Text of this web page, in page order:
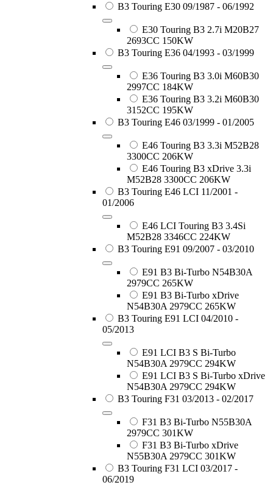
B3 Touring E30 09/1987 - 06/1992
E30 Touring B3 2.7i M20B27
2693CC 150KW
B3 Touring E36 04/1993 - 03/1999
E36 Touring B3 3.0i M60B30
2997CC 184KW
E36 Touring B3 3.2i M60B30
3152CC 195KW
B3 Touring E46 03/1999 - 01/2005
E46 Touring B3 3.3i M52B28
3300CC 206KW
E46 Touring B3 xDrive 3.3i
M52B28 3300CC 206KW
B3 Touring E46 LCI 11/2001 -
01/2006
E46 LCI Touring B3 3.4Si
M52B28 3346CC 224KW
B3 Touring E91 09/2007 - 03/2010
E91 B3 Bi-Turbo N54B30A
2979CC 265KW
E91 B3 Bi-Turbo xDrive
N54B30A 2979CC 265KW
B3 Touring E91 LCI 04/2010 -
05/2013
E91 LCI B3 S Bi-Turbo
N54B30A 2979CC 294KW
E91 LCI B3 S Bi-Turbo xDrive
N54B30A 2979CC 294KW
B3 Touring F31 03/2013 - 02/2017
F31 B3 Bi-Turbo N55B30A
2979CC 301KW
F31 B3 Bi-Turbo xDrive
N55B30A 2979CC 301KW
B3 Touring F31 LCI 03/2017 -
06/2019